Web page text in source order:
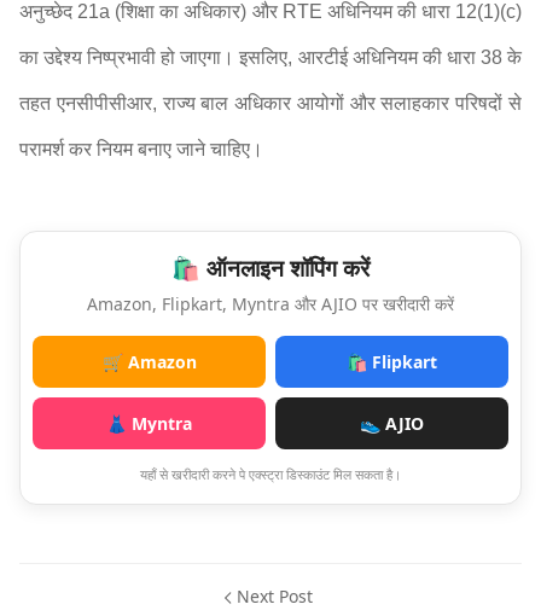
अनुच्छेद 21a (शिक्षा का अधिकार) और RTE अधिनियम की धारा 12(1)(c)
का उद्देश्य निष्प्रभावी हो जाएगा। इसलिए, आरटीई अधिनियम की धारा 38 के
तहत एनसीपीसीआर, राज्य बाल अधिकार आयोगों और सलाहकार परिषदों से
परामर्श कर नियम बनाए जाने चाहिए।
🛍️ ऑनलाइन शॉपिंग करें
Amazon, Flipkart, Myntra और AJIO पर खरीदारी करें
🛒 Amazon 🛍️ Flipkart
👗 Myntra 👟 AJIO
यहाँ से खरीदारी करने पे एक्स्ट्रा डिस्काउंट मिल सकता है।
Next Post